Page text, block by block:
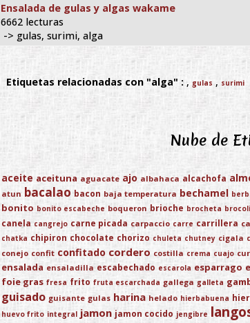
Ensalada de gulas y algas wakame
6662 lecturas
-> gulas, surimi, alga
Etiquetas relacionadas con "alga" : , gulas , surimi
Nube de
aceite aceituna aguacate ajo albahaca alcachofa
atun bacalao bacon baja temperatura bechamel
bonito bonito escabeche boqueron brioche brocheta brocoli
canela cangrejo carne picada carpaccio carre carrillera
chatka chipiron chocolate chorizo chuleta chutney cigala
conejo confit confitado cordero costilla crema cuajo
ensalada ensaladilla escabechado escarola esparrago
foie gras fresa frito fruta escarchada gallega galleta
guisado guisante gulas harina helado hierbabuena
huevo frito integral jamon jamon cocido jengibre